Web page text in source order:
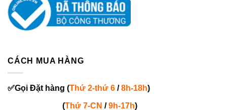
CÁCH MUA HÀNG
✅Gọi Đặt hàng (Thứ 2-thứ 6 /8h-18h)
(Thứ 7-CN /9h-17h)